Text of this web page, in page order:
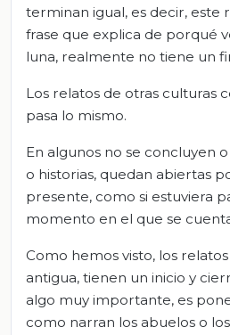
terminan igual, es decir, este
frase que explica de porqué
luna, realmente no tiene un
Los relatos de otras culturas
pasa lo mismo.
En algunos no se concluyen
o historias, quedan abiertas
presente, como si estuviera
momento en el que se
Como hemos visto, los
antigua, tienen un inicio y
algo muy importante, es
como narran los abuelos o